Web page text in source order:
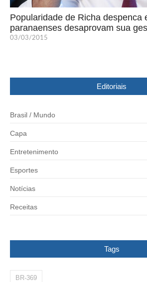
Popularidade de Richa despenca
paranaenses desaprovam sua
03/03/2015
Editoriais
Brasil / Mundo
Capa
Entretenimento
Esportes
Notícias
Receitas
Tags
BR-369